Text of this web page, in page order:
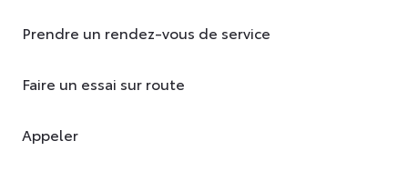
Prendre un rendez-vous de service
Faire un essai sur route
Appeler